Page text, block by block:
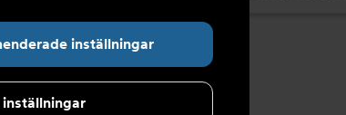
inställningar